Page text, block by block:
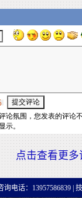
点击查看更多
电话：13957586839 |